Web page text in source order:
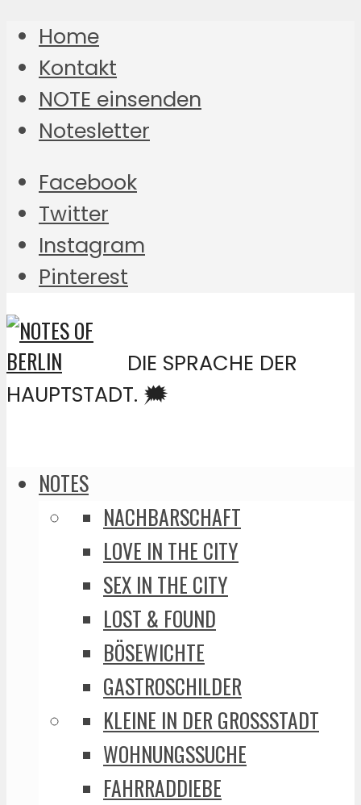
Home
Kontakt
NOTE einsenden
Notesletter
Facebook
Twitter
Instagram
Pinterest
DIE SPRACHE DER
HAUPTSTADT. 🗯️
NOTES
NACHBARSCHAFT
LOVE IN THE CITY
SEX IN THE CITY
LOST & FOUND
BÖSEWICHTE
GASTROSCHILDER
KLEINE IN DER GROSSSTADT
WOHNUNGSSUCHE
FAHRRADDIEBE